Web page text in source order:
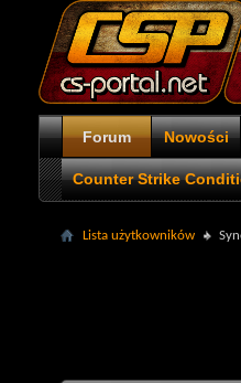
Forum Nowości
Counter Strike
Lista użytkowników